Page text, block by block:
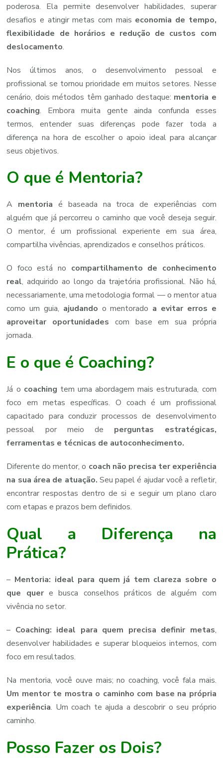
poderosa. Ela permite desenvolver habilidades, superar
desafios e atingir metas com mais economia de tempo,
flexibilidade de horários e redução de custos com
deslocamento.
Nos últimos anos, o desenvolvimento pessoal e
profissional se tornou prioridade em muitos setores. Nesse
cenário, dois métodos têm ganhado destaque: mentoria e
coaching. Embora muita gente ainda confunda esses
termos, entender suas diferenças pode fazer toda a
diferença na hora de escolher o apoio ideal para alcançar
seus objetivos.
O que é Mentoria?
A mentoria é baseada na troca de experiências com
alguém que já percorreu o caminho que você deseja seguir.
O mentor, é um profissional experiente em sua área,
compartilha vivências, aprendizados e conselhos práticos.
O foco está no compartilhamento de conhecimento
real, adquirido ao longo da trajetória profissional. Não há,
necessariamente, uma metodologia formal — o mentor atua
como um guia, ajudando o mentorado a evitar erros e
aproveitar oportunidades com base em sua própria
jornada.
E o que é Coaching?
Já o coaching tem uma abordagem mais estruturada, com
foco em metas específicas. O coach é um profissional
capacitado para conduzir processos de desenvolvimento
pessoal por meio de perguntas estratégicas,
ferramentas e técnicas de autoconhecimento.
Diferente do mentor, o coach não precisa ter experiência
na sua área de atuação. Seu papel é ajudar você a refletir,
encontrar respostas dentro de si e seguir um plano claro
com etapas e prazos bem definidos.
Qual a Diferença na
Prática?
– Mentoria: ideal para quem já tem clareza sobre o
que quere busca conselhos práticos de alguém com
vivência no setor.
– Coaching: ideal para quem precisa definir metas,
desenvolver habilidades e superar bloqueios internos, com
foco em resultados.
Na mentoria, você ouve mais; no coaching, você fala mais.
Um mentor te mostra o caminho com base na própria
experiência. Um coach te ajuda a descobrir o seu próprio
caminho.
Posso Fazer os Dois?